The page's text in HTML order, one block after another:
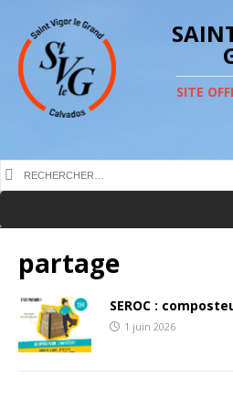
SITE
partage
SEROC :
1 juin 2026